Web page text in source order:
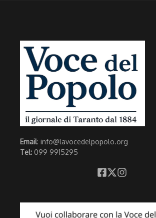
Email: info@lavocedelpopolo.org
Tel: 099 9915295